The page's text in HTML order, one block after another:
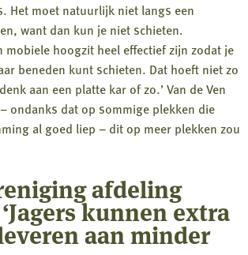
Het moet natuurlijk niet langs een
want dan kun je niet schieten.
mobiele hoogzit heel effectief zijn zodat je
beneden kunt schieten. Dat hoeft niet zo
aan een platte kar of zo.’ Van de Ven
ondanks dat op sommige plekken die
al goed liep – dit op meer plekken zou
afdeling
kunnen extra
aan minder